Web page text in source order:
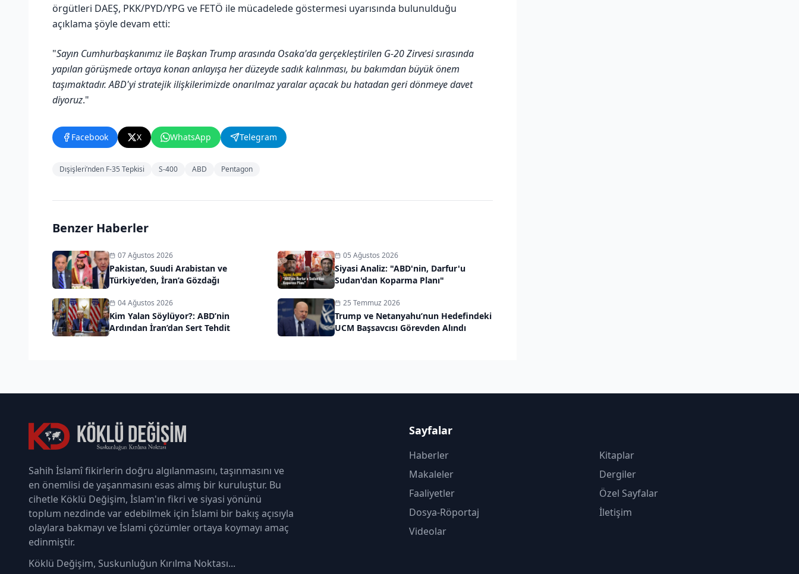
örgütleri DAEŞ, PKK/PYD/YPG ve FETÖ ile mücadelede göstermesi uyarısında bulunulduğu
açıklama şöyle devam etti:
"Sayın Cumhurbaşkanımız ile Başkan Trump arasında Osaka'da gerçekleştirilen G-20 Zirvesi sırasında
yapılan görüşmede ortaya konan anlayışa her düzeyde sadık kalınması, bu bakımdan büyük önem
taşımaktadır. ABD'yi stratejik ilişkilerimizde onarılmaz yaralar açacak bu hatadan geri dönmeye davet
diyoruz."
Facebook X WhatsApp Telegram
Dışişleri’nden F-35 Tepkisi S-400 ABD Pentagon
Benzer Haberler
07 Ağustos 2026
Pakistan, Suudi Arabistan ve
Türkiye’den, İran’a Gözdağı
05 Ağustos 2026
Siyasi Analiz: "ABD'nin, Darfur'u
Sudan'dan Koparma Planı"
04 Ağustos 2026
Kim Yalan Söylüyor?: ABD’nin
Ardından İran’dan Sert Tehdit
25 Temmuz 2026
Trump ve Netanyahu’nun Hedefindeki
UCM Başsavcısı Görevden Alındı
Sahih İslamî fikirlerin doğru algılanmasını, taşınmasını ve
en önemlisi de yaşanmasını esas almış bir kuruluştur. Bu
cihetle Köklü Değişim, İslam'ın fikri ve siyasi yönünü
toplum nezdinde var edebilmek için İslami bir bakış açısıyla
olaylara bakmayı ve İslami çözümler ortaya koymayı amaç
edinmiştir.
Köklü Değişim, Suskunluğun Kırılma Noktası...
Sayfalar
Haberler
Makaleler
Faaliyetler
Dosya-Röportaj
Videolar
Kitaplar
Dergiler
Özel Sayfalar
İletişim